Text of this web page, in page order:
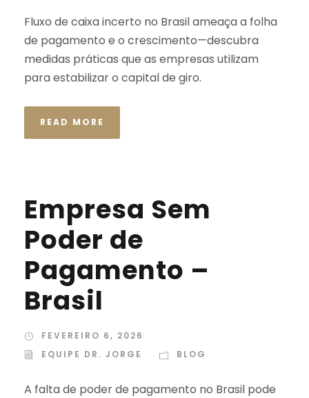
Fluxo de caixa incerto no Brasil ameaça a folha
de pagamento e o crescimento—descubra
medidas práticas que as empresas utilizam
para estabilizar o capital de giro.
READ MORE
Empresa Sem
Poder de
Pagamento –
Brasil
FEVEREIRO 6, 2026
EQUIPE DR. JORGE
BLOG
A falta de poder de pagamento no Brasil pode